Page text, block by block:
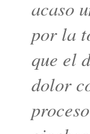
acaso
por la
que el
dolor